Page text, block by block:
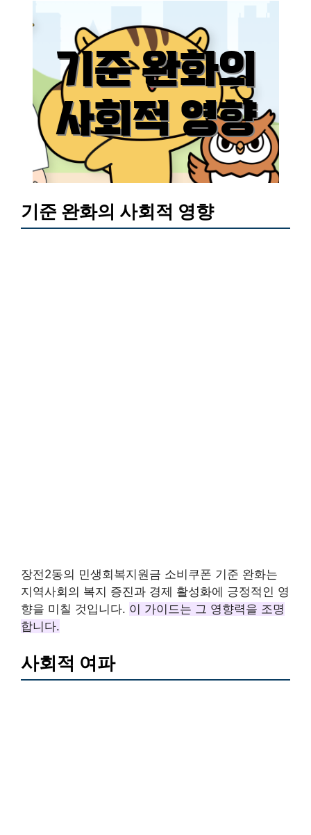
기준 완화의 사회적 영향
장전2동의 민생회복지원금 소비쿠폰 기준 완화는
지역사회의 복지 증진과 경제 활성화에 긍정적인 영
향을 미칠 것입니다. 이 가이드는 그 영향력을 조명
합니다.
사회적 여파